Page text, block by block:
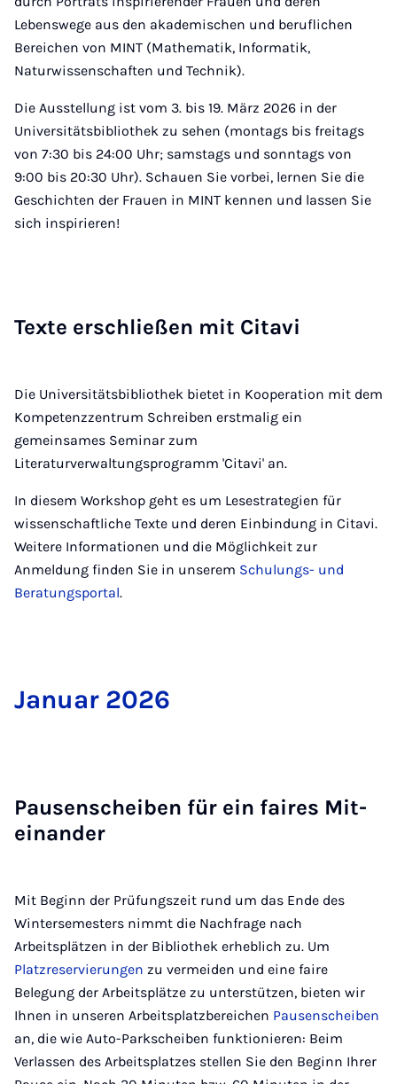
Lebenswege aus den akademischen und beruflichen
Bereichen von MINT (Mathematik, Informatik,
Naturwissenschaften und Technik).
Die Ausstellung ist vom 3. bis 19. März 2026 in der
Universitätsbibliothek zu sehen (montags bis freitags
von 7:30 bis 24:00 Uhr; samstags und sonntags von
9:00 bis 20:30 Uhr). Schauen Sie vorbei, lernen Sie die
Geschichten der Frauen in MINT kennen und lassen Sie
sich inspirieren!
Tex­te er­schlie­ßen mit Ci­ta­vi
Die Universitätsbibliothek bietet in Kooperation mit dem
Kompetenzzentrum Schreiben erstmalig ein
gemeinsames Seminar zum
Literaturverwaltungsprogramm 'Citavi' an.
In diesem Workshop geht es um Lesestrategien für
wissenschaftliche Texte und deren Einbindung in Citavi.
Weitere Informationen und die Möglichkeit zur
Anmeldung finden Sie in unserem Schulungs- und
Beratungsportal.
Ja­nu­ar 2026
Pau­sen­schei­ben für ein fai­res Mit­
ein­an­der
Mit Beginn der Prüfungszeit rund um das Ende des
Wintersemesters nimmt die Nachfrage nach
Arbeitsplätzen in der Bibliothek erheblich zu. Um
Platzreservierungen zu vermeiden und eine faire
Belegung der Arbeitsplätze zu unterstützen, bieten wir
Ihnen in unseren Arbeitsplatzbereichen Pausenscheiben
an, die wie Auto-Parkscheiben funktionieren: Beim
Verlassen des Arbeitsplatzes stellen Sie den Beginn Ihrer